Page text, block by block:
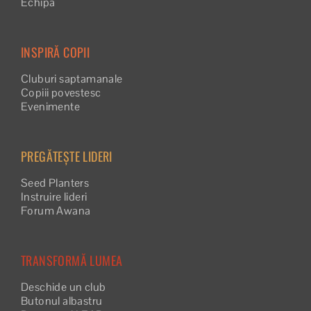
INSPIRĂ COPII
Cluburi saptamanale
Copiii povestesc
Evenimente
PREGĂTEȘTE LIDERI
Seed Planters
Instruire lideri
Forum Awana
TRANSFORMĂ LUMEA
Deschide un club
Butonul albastru